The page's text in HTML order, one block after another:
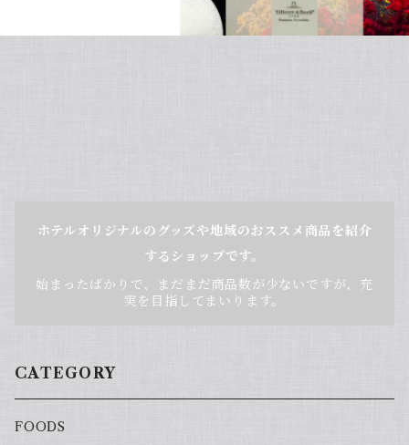
ホテルオリジナルのグッズや地域のおススメ商品を紹介
するショップです。
始まったばかりで、まだまだ商品数が少ないですが、充
実を目指してまいります。
CATEGORY
FOODS